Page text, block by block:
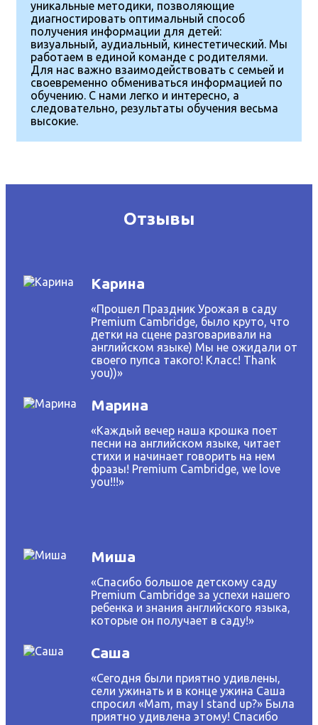
уникальные методики, позволяющие
диагностировать оптимальный способ
получения информации для детей:
визуальный, аудиальный, кинестетический. Мы
работаем в единой команде с родителями.
Для нас важно взаимодействовать с семьей и
своевременно обмениваться информацией по
обучению. С нами легко и интересно, а
следовательно, результаты обучения весьма
высокие.
Отзывы
Карина
«Прошел Праздник Урожая в саду
Premium Cambridge, было круто, что
детки на сцене разговаривали на
английском языке) Мы не ожидали от
своего пупса такого! Класс! Thank
you))»
Марина
«Каждый вечер наша крошка поет
песни на английском языке, читает
стихи и начинает говорить на нем
фразы! Premium Cambridge, we love
you!!!»
Миша
«Спасибо большое детскому саду
Premium Cambridge за успехи нашего
ребенка и знания английского языка,
которые он получает в саду!»
Саша
«Сегодня были приятно удивлены,
сели ужинать и в конце ужина Саша
спросил «Mam, may I stand up?» Была
приятно удивлена этому! Спасибо